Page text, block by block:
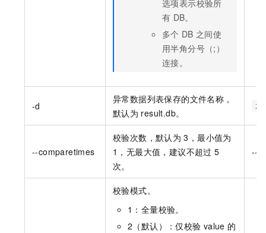
选项表示校验所
有 DB。
多个 DB 之间使
用半角分号（;）
连接。
-d
异常数据列表保存的文件名称，
默认为 result.db。
--comparetimes
校验次数，默认为 3，最小值为
1，无最大值，建议不超过 5
次。
--
校验模式。
1：全量校验。
2（默认）：仅校验 value 的